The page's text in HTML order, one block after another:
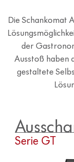
Die Schankomat
der
Ausstoß haben
gestaltete
Serie GT